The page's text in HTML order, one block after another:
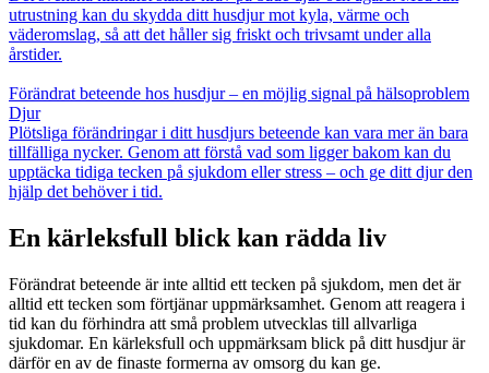
utrustning kan du skydda ditt husdjur mot kyla, värme och
väderomslag, så att det håller sig friskt och trivsamt under alla
årstider.
Förändrat beteende hos husdjur – en möjlig signal på hälsoproblem
Djur
Plötsliga förändringar i ditt husdjurs beteende kan vara mer än bara
tillfälliga nycker. Genom att förstå vad som ligger bakom kan du
upptäcka tidiga tecken på sjukdom eller stress – och ge ditt djur den
hjälp det behöver i tid.
En kärleksfull blick kan rädda liv
Förändrat beteende är inte alltid ett tecken på sjukdom, men det är
alltid ett tecken som förtjänar uppmärksamhet. Genom att reagera i
tid kan du förhindra att små problem utvecklas till allvarliga
sjukdomar. En kärleksfull och uppmärksam blick på ditt husdjur är
därför en av de finaste formerna av omsorg du kan ge.